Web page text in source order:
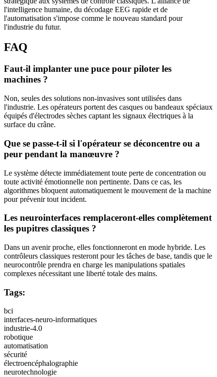
l'intelligence humaine, du décodage EEG rapide et de
l'automatisation s'impose comme le nouveau standard pour
l'industrie du futur.
FAQ
Faut-il implanter une puce pour piloter les
machines ?
Non, seules des solutions non-invasives sont utilisées dans
l'industrie. Les opérateurs portent des casques ou bandeaux spéciaux
équipés d'électrodes sèches captant les signaux électriques à la
surface du crâne.
Que se passe-t-il si l'opérateur se déconcentre ou a
peur pendant la manœuvre ?
Le système détecte immédiatement toute perte de concentration ou
toute activité émotionnelle non pertinente. Dans ce cas, les
algorithmes bloquent automatiquement le mouvement de la machine
pour prévenir tout incident.
Les neurointerfaces remplaceront-elles complètement
les pupitres classiques ?
Dans un avenir proche, elles fonctionneront en mode hybride. Les
contrôleurs classiques resteront pour les tâches de base, tandis que le
neurocontrôle prendra en charge les manipulations spatiales
complexes nécessitant une liberté totale des mains.
Tags:
bci
interfaces-neuro-informatiques
industrie-4.0
robotique
automatisation
sécurité
électroencéphalographie
neurotechnologie